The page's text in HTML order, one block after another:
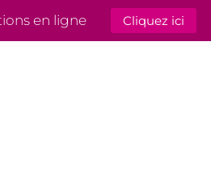
en ligne Cliquez ici